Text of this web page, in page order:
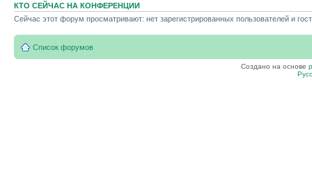
КТО СЕЙЧАС НА КОНФЕРЕНЦИИ
Сейчас этот форум просматривают: нет зарегистрированных пользователей и
Список форумов
Создано на основе